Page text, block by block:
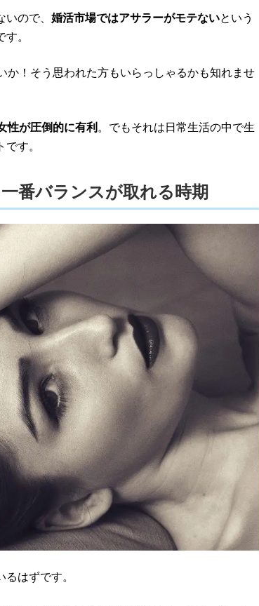
ので、 婚活市場ではアサラーがモテないという
。
か！そう思われた方もいらっしゃるかも知れませ
性が圧倒的に有利 。でもそれは日常生活の中で生
す。
番バランスが取れる時期
はずです。